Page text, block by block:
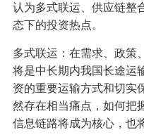
认为多式联运、供应链整
态下的投资热点。
多式联运：在需求、政策
将是中长期内我国长途运
资的重要运输方式和切实
然存在相当痛点，如何把
信息链路将成为核心，也